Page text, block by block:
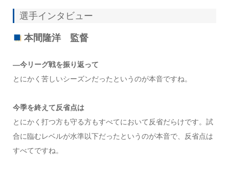
選手インタビュー
本間隆洋 監督
―今リーグ戦を振り返って
とにかく苦しいシーズンだったというのが本音ですね。
今季を終えて反省点は
とにかく打つ方も守る方もすべてにおいて反省だらけです。試
合に臨むレベルが水準以下だったというのが本音で、反省点は
すべてですね。